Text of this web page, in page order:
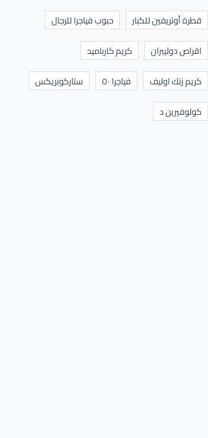
قطرة أوتريفين للكبار
حبوب فياجرا للرجال
اقراص دوليبران
كريم كارباميد
كريم زنك اوليف
فياجرا ٥٠
ستاركوبريكس
كولوفيرين د